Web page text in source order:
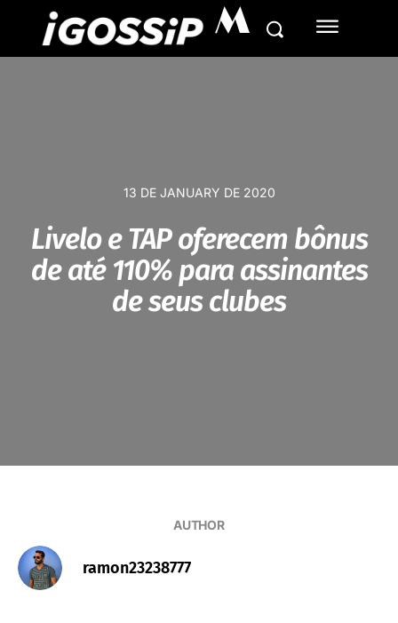
M
13 DE JANUARY DE 2020
Livelo e TAP oferecem bônus
de até 110% para assinantes
de seus clubes
AUTHOR
ramon23238777